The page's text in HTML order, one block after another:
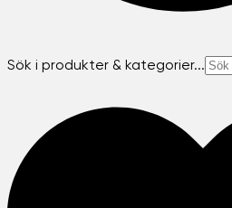
Sök i produkter & kategorier...